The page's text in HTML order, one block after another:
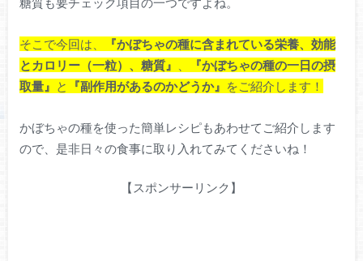
そこで今回は、
『かぼちゃの種に含まれている栄養、効能
とカロリー（一粒）、糖質』
『かぼちゃの種の一日の摂
取量』 と 『副作用があるのかどうか』 をご紹介します！
かぼちゃの種を使った簡単レシピもあわせてご紹介します
ので、是非日々の食事に取り入れてみてくださいね！
【スポンサーリンク】